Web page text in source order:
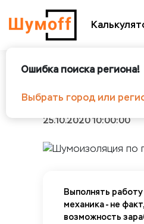
Ошибка поиска региона!
Выбрать город или
Шумоff Статьи
25.10.2020 10:00:00
Выполнять
механика - не
возможность